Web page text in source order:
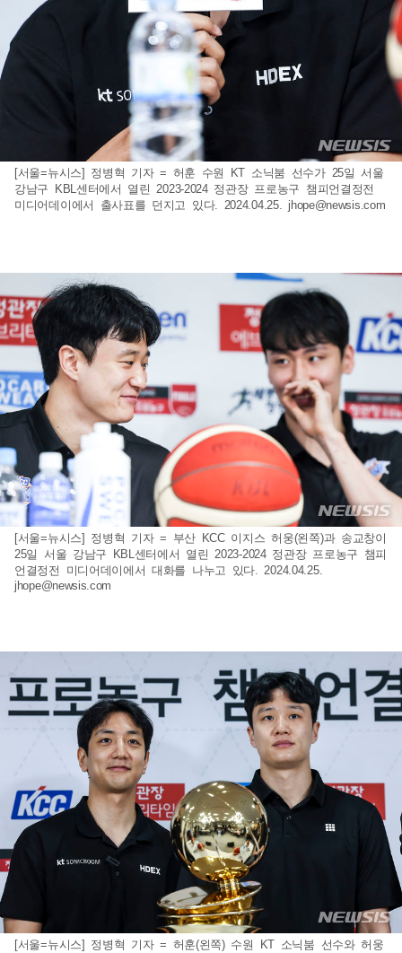
[서울=뉴시스] 정병혁 기자 = 허훈 수원 KT 소닉붐 선수가 25일 서울
강남구 KBL센터에서 열린 2023-2024 정관장 프로농구 챔피언결정전
미디어데이에서 출사표를 던지고 있다. 2024.04.25. jhope@newsis.com
[서울=뉴시스] 정병혁 기자 = 부산 KCC 이지스 허웅(왼쪽)과 송교창이
25일 서울 강남구 KBL센터에서 열린 2023-2024 정관장 프로농구 챔피
언결정전 미디어데이에서 대화를 나누고 있다. 2024.04.25.
jhope@newsis.com
[서울=뉴시스] 정병혁 기자 = 허훈(왼쪽) 수원 KT 소닉붐 선수와 허웅